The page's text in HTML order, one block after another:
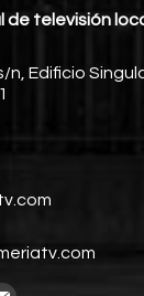
de televisión
n, Edificio